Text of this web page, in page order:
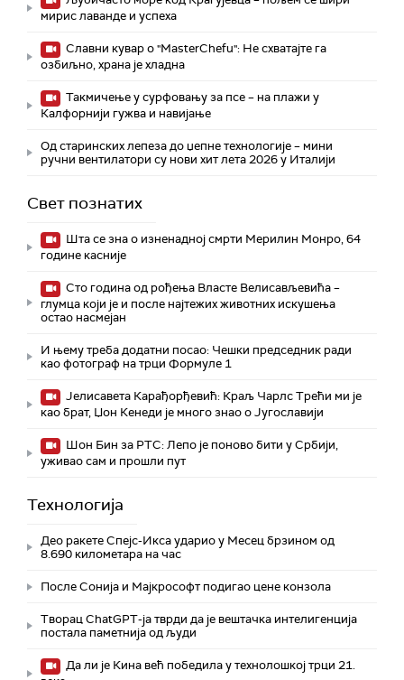
мирис лаванде и успеха
Славни кувар о "MasterChefu": Не схватајте га
озбиљно, храна је хладна
Такмичење у сурфовању за псе – на плажи у
Калфорнији гужва и навијање
Од старинских лепеза до џепне технологије – мини
ручни вентилатори су нови хит лета 2026 у Италији
Свет познатих
Шта се зна о изненадној смрти Мерилин Монро, 64
године касније
Сто година од рођења Власте Велисављевића –
глумца који је и после најтежих животних искушења
остао насмејан
И њему треба додатни посао: Чешки председник ради
као фотограф на трци Формуле 1
Јелисавета Карађорђевић: Краљ Чарлс Трећи ми је
као брат, Џон Кенеди је много знао о Југославији
Шон Бин за РТС: Лепо је поново бити у Србији,
уживао сам и прошли пут
Технологијa
Део ракете Спејс-Икса ударио у Месец брзином од
8.690 километара на час
После Сонија и Мајкрософт подигао цене конзола
Творац ChatGPT-ја тврди да је вештачка интелигенција
постала паметнија од људи
Да ли је Кина већ победила у технолошкој трци 21.